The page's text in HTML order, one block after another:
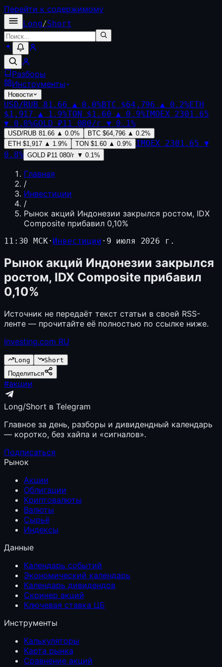
Перейти к содержимому
Long/Short
Разборы
Инструменты
Новости
USD/RUB 81.66 ▲ 0.0%BTC $64,796 ▲ 0.2%ETH
$1,917 ▲ 1.9%TON $1.60 ▲ 0.9%IMOEX 2301.65
▼ 0.8%GOLD ₽11 080/г ▼ 0.1%
USD/RUB 81.66 ▲ 0.0% BTC $64,796 ▲ 0.2%
ETH $1,917 ▲ 1.9% TON $1.60 ▲ 0.9% IMOEX 2301.65 ▼
0.8% GOLD ₽11 080/г ▼ 0.1%
Главная
/
Инвестиции
/
Рынок акций Индонезии закрылся ростом, IDX
Composite прибавил 0,10%
11:30 МСК· Инвестиции · 9 июля 2026 г.
Рынок акций Индонезии закрылся
ростом, IDX Composite прибавил
0,10%
Источник не передаёт текст статьи в своей RSS-
ленте — прочитайте её полностью по ссылке ниже.
Investing.com RU
Long
Short
Поделиться
#акции
Long/Short в Telegram
Главное за день, разборы и дивидендный календарь
— коротко, без хайпа и «сигналов».
Подписаться
Рынок
Акции
Облигации
Криптовалюты
Валюты
Сырьё
Индексы
Данные
Календарь событий
Экономический календарь
Календарь дивидендов
Скринер акций
Ключевая ставка ЦБ
Инструменты
Калькуляторы
Карта рынка
Сравнение акций